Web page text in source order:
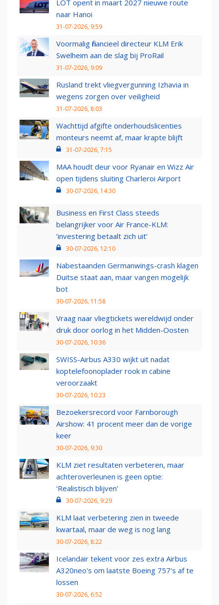
LOT opent in maart 2027 nieuwe route
naar Hanoi
31-07-2026, 9:59
Voormalig financieel directeur KLM Erik
Swelheim aan de slag bij ProRail
31-07-2026, 9:09
Rusland trekt vliegvergunning Izhavia in
wegens zorgen over veiligheid
31-07-2026, 8:03
Wachttijd afgifte onderhoudslicenties
monteurs neemt af, maar krapte blijft
31-07-2026, 7:15
MAA houdt deur voor Ryanair en Wizz Air
open tijdens sluiting Charleroi Airport
30-07-2026, 14:30
Business en First Class steeds
belangrijker voor Air France-KLM:
‘investering betaalt zich uit’
30-07-2026, 12:10
Nabestaanden Germanwings-crash klagen
Duitse staat aan, maar vangen mogelijk
bot
30-07-2026, 11:58
Vraag naar vliegtickets wereldwijd onder
druk door oorlog in het Midden-Oosten
30-07-2026, 10:36
SWISS-Airbus A330 wijkt uit nadat
koptelefoonoplader rook in cabine
veroorzaakt
30-07-2026, 10:23
Bezoekersrecord voor Farnborough
Airshow: 41 procent meer dan de vorige
keer
30-07-2026, 9:30
KLM ziet resultaten verbeteren, maar
achteroverleunen is geen optie:
‘Realistisch blijven’
30-07-2026, 9:29
KLM laat verbetering zien in tweede
kwartaal, maar de weg is nog lang
30-07-2026, 8:22
Icelandair tekent voor zes extra Airbus
A320neo's om laatste Boeing 757's af te
lossen
30-07-2026, 6:52